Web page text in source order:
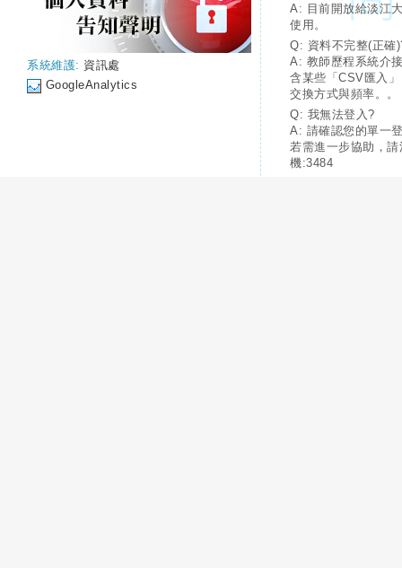
系統維護: 資訊處
GoogleAnalytics
A: 目前開放給淡江
使用。
Q: 資料不完整(正確
A: 教師歷程系統介
含某些「CSV匯入
交換方式與頻率。。
Q: 我無法登入?
A: 請確認您的單一
若需進一步協助，
機:3484